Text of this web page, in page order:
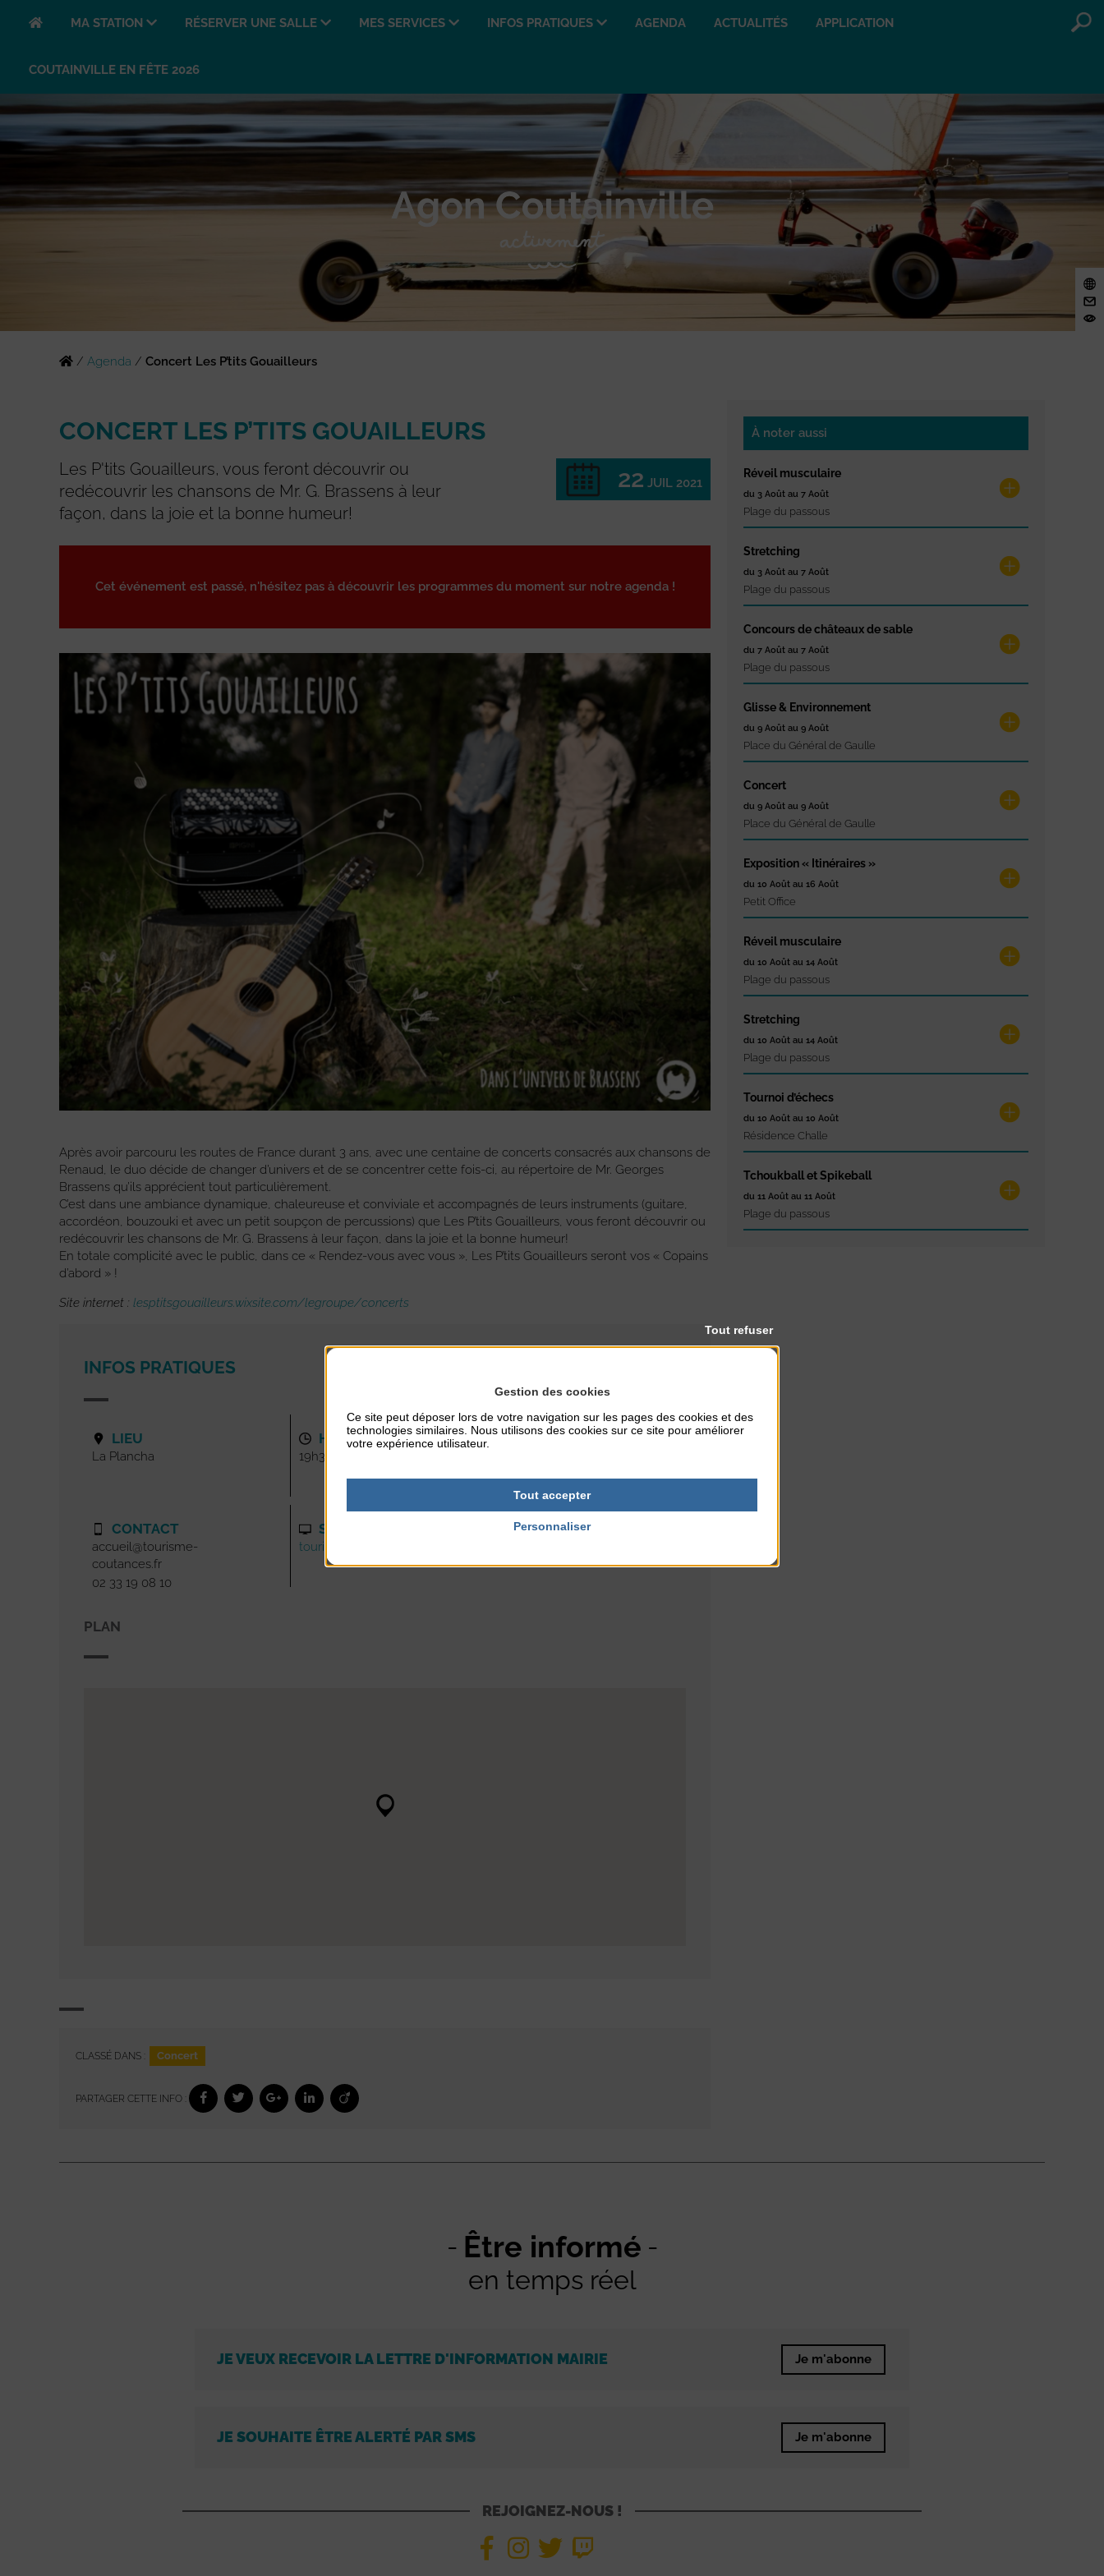
MA STATION RÉSERVER UNE SALLE MES SERVICES INFOS PRATIQUES AGENDA ACTUALITÉS APPLICATION
COUTAINVILLE EN FÊTE 2026
/ Agenda / Concert Les P’tits Gouailleurs
CONCERT LES P’TITS GOUAILLEURS
Les P'tits Gouailleurs, vous feront découvrir ou
redécouvrir les chansons de Mr. G. Brassens à leur
façon, dans la joie et la bonne humeur!
22 JUIL 2021
Cet événement est passé, n'hésitez pas à découvrir les programmes du moment sur notre agenda !
Après avoir parcouru les routes de France durant 3 ans, avec une centaine de concerts consacrés aux chansons de
Renaud, le duo décide de changer d’univers et de se concentrer cette fois-ci, au répertoire de Mr. Georges
Brassens qu’ils apprécient tout particulièrement.
C’est dans une ambiance dynamique, chaleureuse et conviviale et accompagnés de leurs instruments (guitare,
accordéon, bouzouki et avec un petit soupçon de percussions) que Les P’tits Gouailleurs, vous feront découvrir ou
redécouvrir les chansons de Mr. G. Brassens à leur façon, dans la joie et la bonne humeur!
En totale complicité avec le public, dans ce « Rendez-vous avec vous », Les P’tits Gouailleurs seront vos « Copains
d’abord » !
Site internet : lesptitsgouailleurs.wixsite.com/legroupe/concerts
INFOS PRATIQUES
LIEU
La Plancha
CONTACT
accueil@tourisme-
coutances.fr
02 33 19 08 10
HORAIRES
19h30
SITE INTERNET
tourisme-coutances.fr
TARIFS
PLAN
CLASSÉ DANS : Concert
PARTAGER CETTE INFO :
À noter aussi
Réveil musculaire
du 3 Août au 7 Août
Plage du passous
Stretching
du 3 Août au 7 Août
Plage du passous
Concours de châteaux de sable
du 7 Août au 7 Août
Plage du passous
Glisse & Environnement
du 9 Août au 9 Août
Place du Général de Gaulle
Concert
du 9 Août au 9 Août
Place du Général de Gaulle
Exposition « Itinéraires »
du 10 Août au 16 Août
Petit Office
Réveil musculaire
du 10 Août au 14 Août
Plage du passous
Stretching
du 10 Août au 14 Août
Plage du passous
Tournoi d’échecs
du 10 Août au 10 Août
Résidence Challe
Tchoukball et Spikeball
du 11 Août au 11 Août
Plage du passous
Être informé
en temps réel
JE VEUX RECEVOIR LA LETTRE D'INFORMATION MAIRIE Je m'abonne
JE SOUHAITE ÊTRE ALERTÉ PAR SMS Je m'abonne
REJOIGNEZ-NOUS !
Gestion des cookies
Ce site peut déposer lors de votre navigation sur les pages des cookies et des
technologies similaires. Nous utilisons des cookies sur ce site pour améliorer
votre expérience utilisateur.
Tout accepter
Tout refuser
Personnaliser